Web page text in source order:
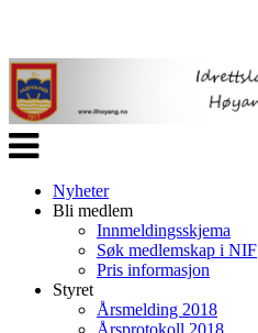
Veksle
navigasjon
Nyheter
Bli medlem
Innmeldingsskjema
Søk medlemskap i NIF
Pris informasjon
Styret
Årsmelding 2018
Årsprotokoll 2018